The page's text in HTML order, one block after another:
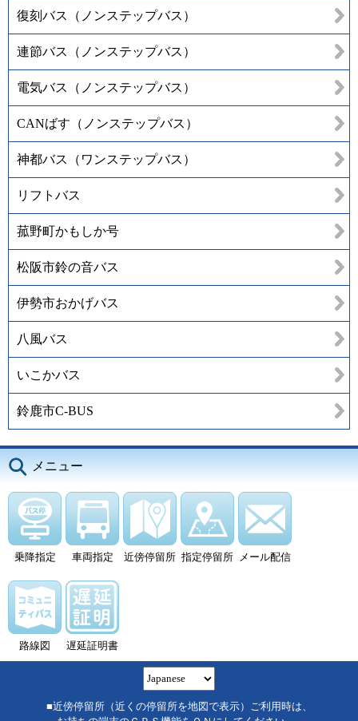
復刻バス（ノンステップバス）
連節バス（ノンステップバス）
電気バス（ノンステップバス）
CANばす（ノンステップバス）
神都バス（ワンステップバス）
リフトバス
菰野町かもしか号
松阪市鈴の音バス
伊勢市おかげバス
八風バス
いこかバス
鈴鹿市C-BUS
メニュー
乗降指定 車両指定 近傍停留所 指定停留所 メール配信
路線図 遅延証明書
■近傍停留所（近くの停留所を地図で表示）ご利用時は、